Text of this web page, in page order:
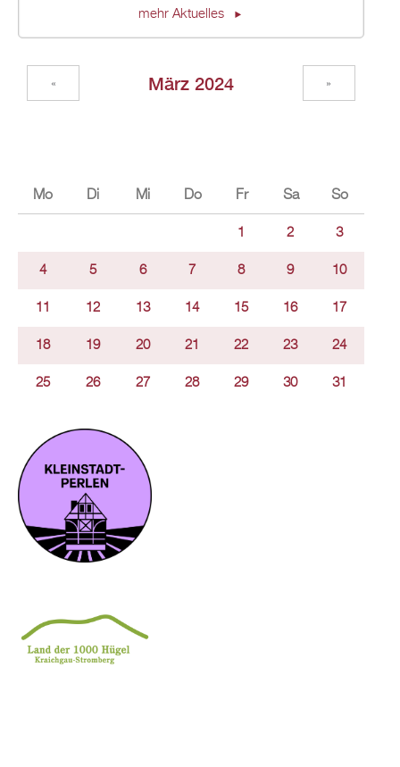
mehr Aktuelles
März 2024
« »
Mo Di Mi Do Fr Sa So
1 2 3
4 5 6 7 8 9 10
11 12 13 14 15 16 17
18 19 20 21 22 23 24
25 26 27 28 29 30 31